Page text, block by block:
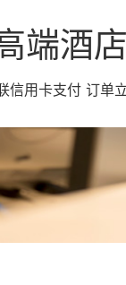
端酒
信用卡支付 订单